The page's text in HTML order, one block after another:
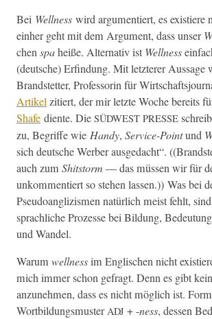
Bei Well­ness wird argu­men­tiert, es existiere
ein­her geht mit dem Argu­ment, dass unser
chenspaheiße. Alter­na­tiv istWell­ness
(deutsche) Erfind­ung. Mit let­zter­er Aus­sage
Brand­stet­ter, Pro­fes­sorin für
Artikelzitiert, der mir let­zte Woche bere­its
Shafe diente. Die SÜDWEST PRESSE
zu, Begriffe wie Handy, Ser­vice-Pointund
sich deutsche Wer­ber aus­gedacht“.
auch zum Shit­storm — das müssen wir für
unkom­men­tiert so ste­hen lassen.)) Was bei
Pseudoan­glizis­men natür­lich meist fehlt,
sprach­liche Prozesse bei Bil­dung,
und Wandel.
Warum well­nessim Englis­chen nicht
mich immer schon gefragt. Denn es gibt
anzunehmen, dass es nicht möglich ist.
Wort­bil­dungsmusterADJ + -ness, dessen